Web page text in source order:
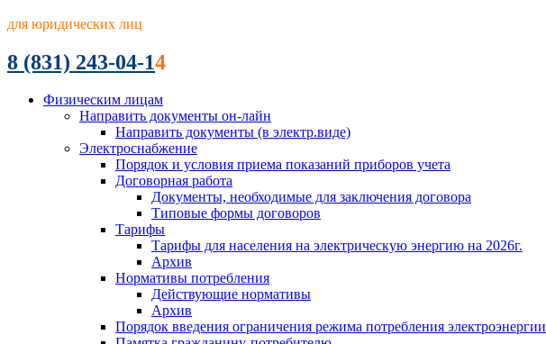
для юридических лиц
8 (831) 243-04-14
Физическим лицам
Направить документы он-лайн
Направить документы (в электр.виде)
Электроснабжение
Порядок и условия приема показаний приборов учета
Договорная работа
Документы, необходимые для заключения договора
Типовые формы договоров
Тарифы
Тарифы для населения на электрическую энергию на 2026г.
Архив
Нормативы потребления
Действующие нормативы
Архив
Порядок введения ограничения режима потребления электроэнергии